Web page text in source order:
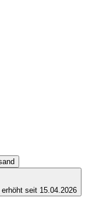
seit 15.04.2026